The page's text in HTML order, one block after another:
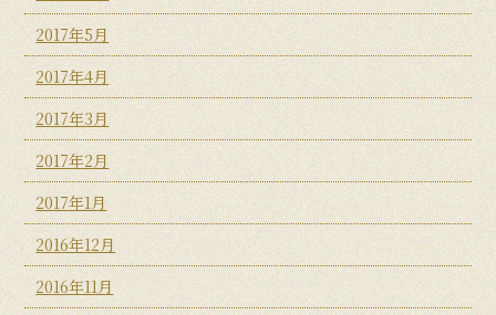
2017年5月
2017年4月
2017年3月
2017年2月
2017年1月
2016年12月
2016年11月